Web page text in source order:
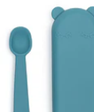
Com
- Azul
€13,95